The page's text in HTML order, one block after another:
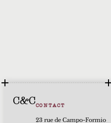
C&CCONTACT
23 rue de Campo-Formio